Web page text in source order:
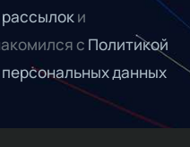
рассылоки
с Политикой
данных